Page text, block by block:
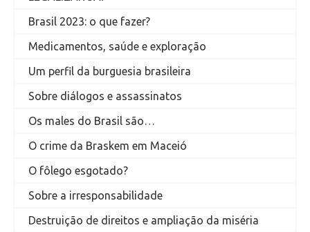
Brasil 2023: o que fazer?
Medicamentos, saúde e exploração
Um perfil da burguesia brasileira
Sobre diálogos e assassinatos
Os males do Brasil são…
O crime da Braskem em Maceió
O fôlego esgotado?
Sobre a irresponsabilidade
Destruição de direitos e ampliação da miséria